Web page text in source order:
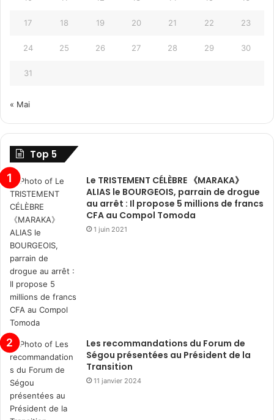
17 18 19 20 21 22 23
24 25 26 27 28 29 30
31
« Mai
Top 5
Le TRISTEMENT CÉLÈBRE 《MARAKA》
ALIAS le BOURGEOIS, parrain de drogue
au arrêt : Il propose 5 millions de francs
CFA au Compol Tomoda
1 juin 2021
Les recommandations du Forum de
Ségou présentées au Président de la
Transition
11 janvier 2024